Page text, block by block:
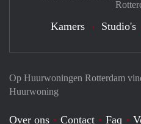
Op Huurwoningen Rotterdam
Huurwoning
Over ons Contact Faq
Kamers Studio's